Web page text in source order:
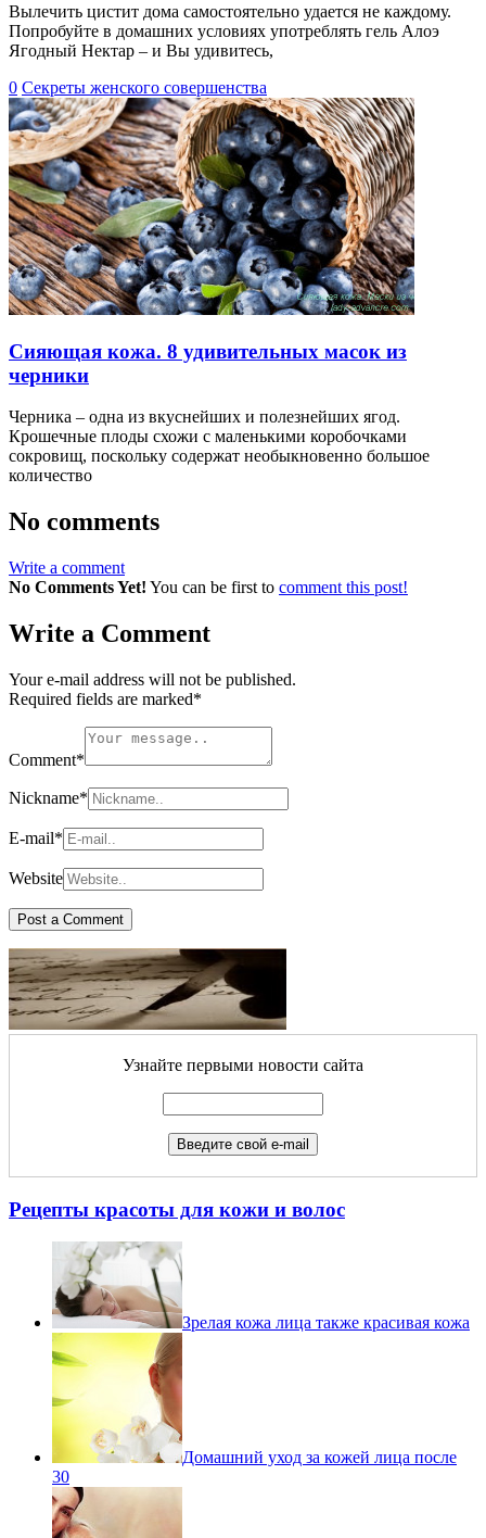
Вылечить цистит дома самостоятельно удается не каждому.
Попробуйте в домашних условиях употреблять гель Алоэ
Ягодный Нектар – и Вы удивитесь,
0 Секреты женского совершенства
Сияющая кожа. 8 удивительных масок из
черники
Черника – одна из вкуснейших и полезнейших ягод.
Крошечные плоды схожи с маленькими коробочками
сокровищ, поскольку содержат необыкновенно большое
количество
No comments
Write a comment
No Comments Yet! You can be first to comment this post!
Write a Comment
Your e-mail address will not be published.
Required fields are marked*
Comment*
Nickname*
E-mail*
Website
Узнайте первыми новости сайта
Рецепты красоты для кожи и волос
Зрелая кожа лица также красивая кожа
Домашний уход за кожей лица после
30